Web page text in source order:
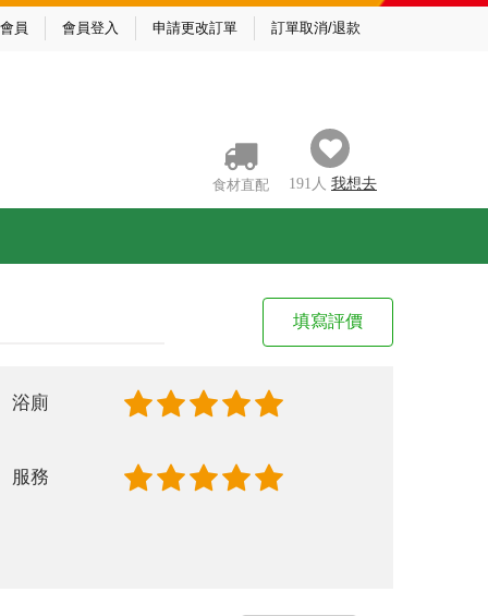
員 會員登入 申請更改訂單 訂單取消/退款
食材直配 191 人 我想去
填寫評價
浴廁
服務